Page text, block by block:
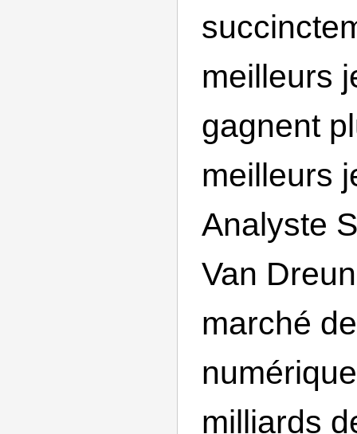
meilleurs
gagnent
meilleurs
Analyste
Van
marché
milliards